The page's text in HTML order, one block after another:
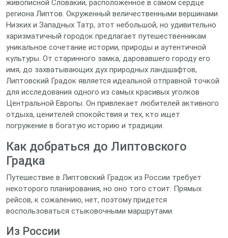
живописной Словакии, расположенное в самом сердце
региона Липтов. Окруженный величественными вершинами
Низких и Западных Татр, этот небольшой, но удивительно
харизматичный городок предлагает путешественникам
уникальное сочетание истории, природы и аутентичной
культуры. От старинного замка, даровавшего городу его
имя, до захватывающих дух природных ландшафтов,
Липтовский Градок является идеальной отправной точкой
для исследования одного из самых красивых уголков
Центральной Европы. Он привлекает любителей активного
отдыха, ценителей спокойствия и тех, кто ищет
погружение в богатую историю и традиции.
Как добраться до Липтовского
Градка
Путешествие в Липтовский Градок из России требует
некоторого планирования, но оно того стоит. Прямых
рейсов, к сожалению, нет, поэтому придется
воспользоваться стыковочными маршрутами.
Из России